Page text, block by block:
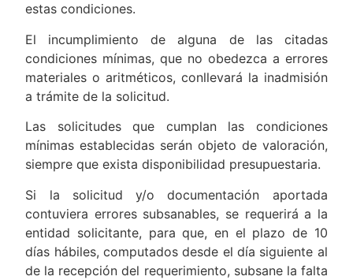
estas condiciones.
El incumplimiento de alguna de las citadas
condiciones mínimas, que no obedezca a errores
materiales o aritméticos, conllevará la inadmisión
a trámite de la solicitud.
Las solicitudes que cumplan las condiciones
mínimas establecidas serán objeto de valoración,
siempre que exista disponibilidad presupuestaria.
Si la solicitud y/o documentación aportada
contuviera errores subsanables, se requerirá a la
entidad solicitante, para que, en el plazo de 10
días hábiles, computados desde el día siguiente al
de la recepción del requerimiento, subsane la falta